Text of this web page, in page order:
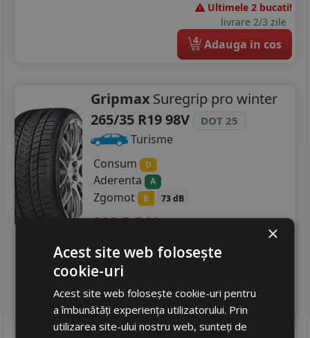
Ultimele 2 bucati!
livrare 2/3 zile
4 Adauga in cos
Gripmax Suregrip pro winter
265/35 R19 98V
DOT 25
Turisme
Consum
D
Aderenta A
Zgomot B 73 dB
618RON
795 RON Discount22%
4
Adauga in cos
×
Acest site web folosește
cookie-uri
Acest site web folosește cookie-uri pentru
a îmbunătăți experiența utilizatorului. Prin
utilizarea site-ului nostru web, sunteți de